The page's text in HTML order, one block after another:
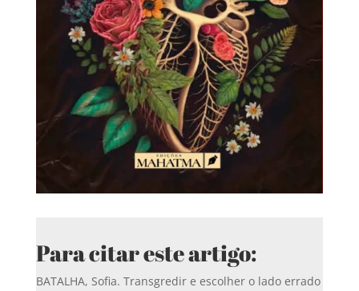
Para citar este artigo:
BATALHA, Sofia. Transgredir e escolher o lado errado